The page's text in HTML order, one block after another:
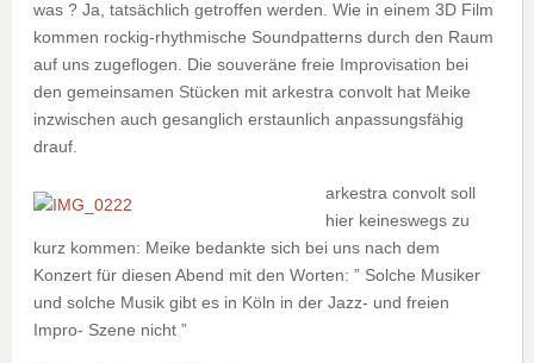
was ? Ja, tatsächlich getroffen werden. Wie in einem 3D Film
kommen rockig-rhythmische Soundpatterns durch den Raum
auf uns zugeflogen. Die souveräne freie Improvisation bei
den gemeinsamen Stücken mit arkestra convolt hat Meike
inzwischen auch gesanglich erstaunlich anpassungsfähig
drauf.
arkestra convolt soll
hier keineswegs zu
kurz kommen: Meike bedankte sich bei uns nach dem
Konzert für diesen Abend mit den Worten: ” Solche Musiker
und solche Musik gibt es in Köln in der Jazz- und freien
Impro- Szene nicht ”